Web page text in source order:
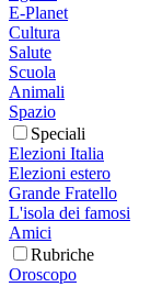
E-Planet
Cultura
Salute
Scuola
Animali
Spazio
Speciali
Elezioni Italia
Elezioni estero
Grande Fratello
L'isola dei famosi
Amici
Rubriche
Oroscopo